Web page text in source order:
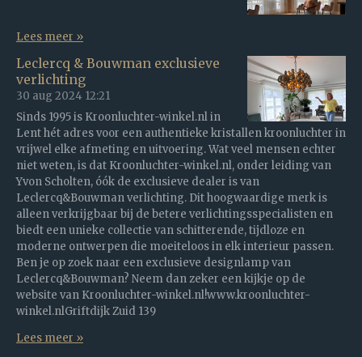
Lees meer »
Leclercq & Bouwman exclusieve
verlichting
30 aug 2024 12:21
Sinds 1995 is Kroonluchter-winkel.nl in
Lent hét adres voor een authentieke kristallen kroonluchter in
vrijwel elke afmeting en uitvoering. Wat veel mensen echter
niet weten, is dat Kroonluchter-winkel.nl, onder leiding van
Yvon Scholten, óók de exclusieve dealer is van
Leclercq&Bouwman verlichting. Dit hoogwaardige merk is
alleen verkrijgbaar bij de betere verlichtingsspecialisten en
biedt een unieke collectie van schitterende, tijdloze en
moderne ontwerpen die moeiteloos in elk interieur passen.
Ben je op zoek naar een exclusieve designlamp van
Leclercq&Bouwman? Neem dan zeker een kijkje op de
website van Kroonluchter-winkel.nl!www.kroonluchter-
winkel.nlGriftdijk Zuid 139
Lees meer »